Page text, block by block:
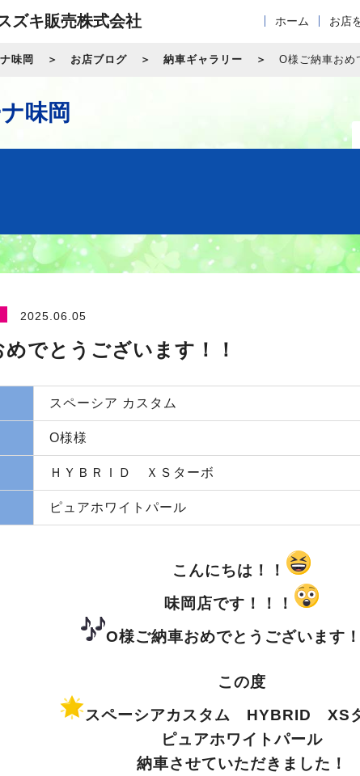
ズキ販売株式会社 ホーム お店
味岡 お店ブログ 納車ギャラリー O様ご納車おめ
味岡
2025.06.05
でとうございます！！
スペーシア カスタム
O様様
ＨＹＢＲＩＤ ＸＳターボ
ピュアホワイトパール
こんにちは！！
味岡店です！！！
O様ご納車おめでとうございます！
この度
スペーシアカスタム HYBRID XS
ピュアホワイトパール
納車させていただきました！